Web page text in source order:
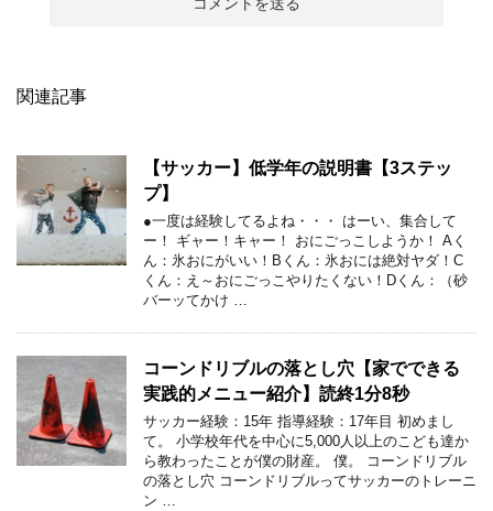
関連記事
【サッカー】低学年の説明書【3ステッ
プ】
●一度は経験してるよね・・・ はーい、集合して
ー！ ギャー！キャー！ おにごっこしようか！ Aく
ん：氷おにがいい！Bくん：氷おには絶対ヤダ！C
くん：え～おにごっこやりたくない！Dくん：（砂
バーッてかけ …
コーンドリブルの落とし穴【家でできる
実践的メニュー紹介】読終1分8秒
サッカー経験：15年 指導経験：17年目 初めまし
て。 小学校年代を中心に5,000人以上のこども達か
ら教わったことが僕の財産。 僕。 コーンドリブル
の落とし穴 コーンドリブルってサッカーのトレーニ
ン …